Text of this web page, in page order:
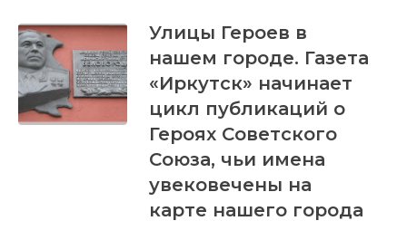
Улицы Героев в
нашем городе. Газета
«Иркутск» начинает
цикл публикаций о
Героях Советского
Союза, чьи имена
увековечены на
карте нашего города